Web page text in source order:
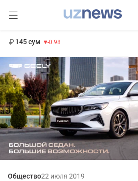
145 сум -0.98
Общество22 июля 2019